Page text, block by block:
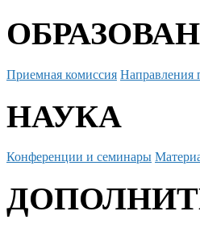
Приемная комиссия Направления
НАУКА
Конференции и семинары